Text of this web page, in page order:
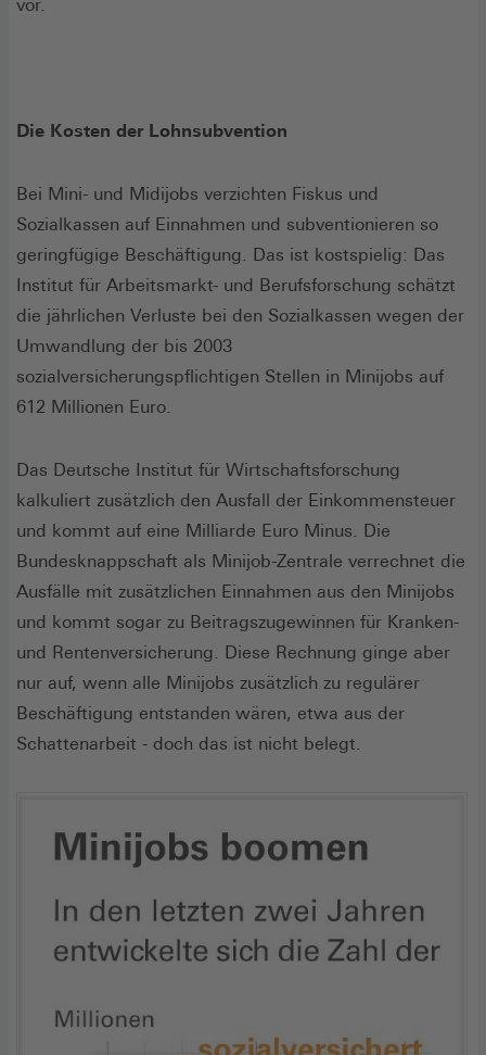
vor.
Die Kosten der Lohnsubvention
Bei Mini- und Midijobs verzichten Fiskus und
Sozialkassen auf Einnahmen und subventionieren so
geringfügige Beschäftigung. Das ist kostspielig: Das
Institut für Arbeitsmarkt- und Berufsforschung schätzt
die jährlichen Verluste bei den Sozialkassen wegen der
Umwandlung der bis 2003
sozialversicherungspflichtigen Stellen in Minijobs auf
612 Millionen Euro.
Das Deutsche Institut für Wirtschaftsforschung
kalkuliert zusätzlich den Ausfall der Einkommensteuer
und kommt auf eine Milliarde Euro Minus. Die
Bundesknappschaft als Minijob-Zentrale verrechnet die
Ausfälle mit zusätzlichen Einnahmen aus den Minijobs
und kommt sogar zu Beitragszugewinnen für Kranken-
und Rentenversicherung. Diese Rechnung ginge aber
nur auf, wenn alle Minijobs zusätzlich zu regulärer
Beschäftigung entstanden wären, etwa aus der
Schattenarbeit - doch das ist nicht belegt.